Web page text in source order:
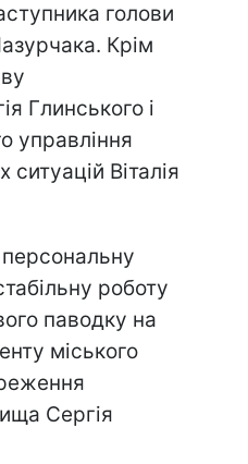
голови
Крім
Глинського і
управління
Віталія
роботу
паводку на
міського
Сергія